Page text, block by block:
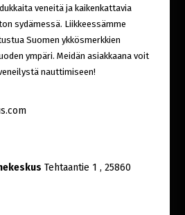
veneitä ja kaikenkattavia
sydämessä. Liikkeessämme
Suomen ykkösmerkkien
ympäri. Meidän asiakkaana voit
nauttimiseen!
Tehtaantie 1 , 25860